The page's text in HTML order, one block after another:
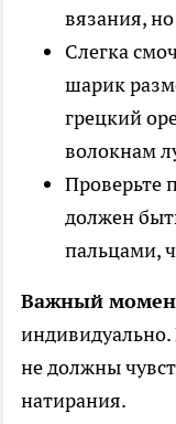
вязания,
Слегка
шарик
грецкий
волокнам
Проверьте
должен
пальцами,
Важный
не должны
натирания.